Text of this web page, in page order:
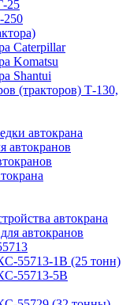
25
250
Caterpillar
Komatsu
Shantui
(тракторов) Т-130,
автокрана
автокранов
автокрана
автокранов
55713-1В (25 тонн)
55713-5В